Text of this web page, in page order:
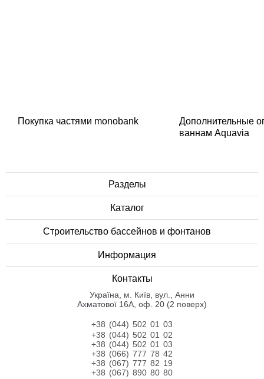
Покупка частями monobank
Дополнительные
ваннам Aquavia
Разделы
Каталог
Строительство бассейнов и фонтанов
Информация
Контакты
Українa, м. Київ, вул., Анни
Ахматової 16А, оф. 20 (2 поверх)
+38 (044) 502 01 03
+38 (044) 502 01 02
+38 (044) 502 01 03
+38 (066) 777 78 42
+38 (067) 777 82 19
+38 (067) 890 80 80